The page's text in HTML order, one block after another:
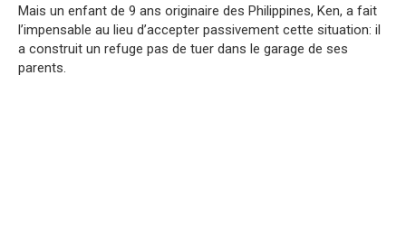
Mais un enfant de 9 ans originaire des Philippines, Ken, a fait
l’impensable au lieu d’accepter passivement cette situation: il
a construit un refuge pas de tuer dans le garage de ses
parents.